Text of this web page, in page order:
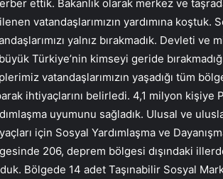
ettik. Bakanlık olarak merkez ve
vatandaşlarımızın yardımına
yalnız bırakmadık. Devleti
Türkiye’nin kimseyi geride
vatandaşlarımızın yaşadığı tüm
ihtiyaçlarını belirledi. 4,1 milyon
uyumunu sağladık. Ulusal ve
için Sosyal Yardımlaşma ve
206, deprem bölgesi dışındaki
Bölgede 14 adet Taşınabilir Sosyal